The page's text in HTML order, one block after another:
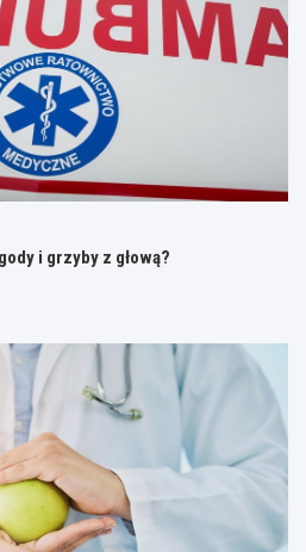
i grzyby z głową?